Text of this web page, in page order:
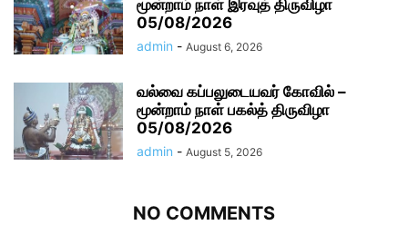
மூன்றாம் நாள் இரவுத் திருவிழா
05/08/2026
admin - August 6, 2026
வல்வை கப்பலுடையவர் கோவில் –
மூன்றாம் நாள் பகல்த் திருவிழா
05/08/2026
admin - August 5, 2026
NO COMMENTS